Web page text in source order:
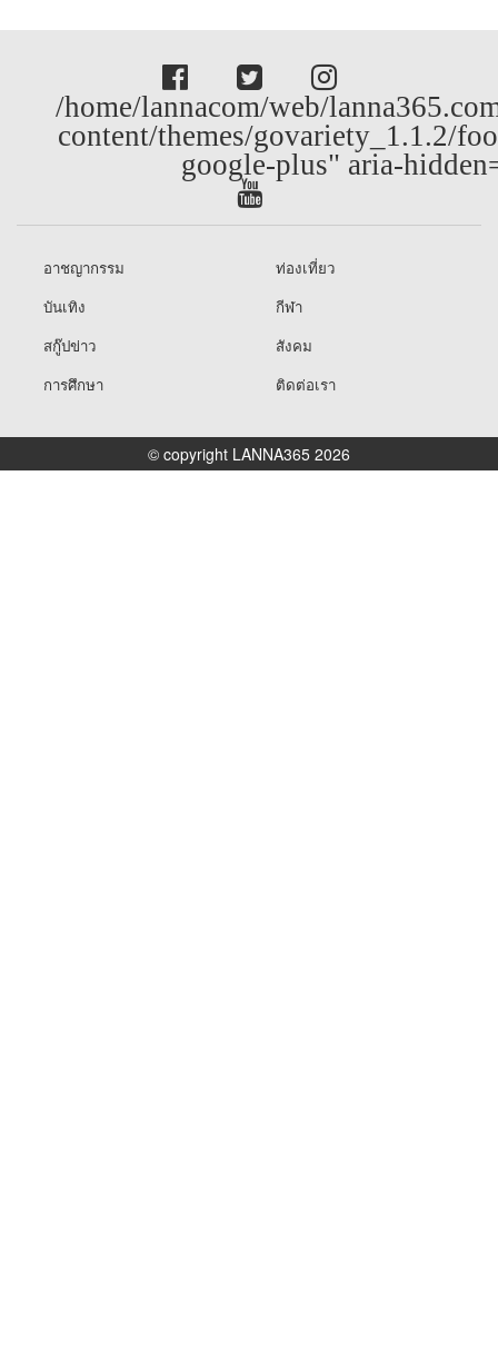
/home/lannacom/web/
content/themes/govariety_1.1.2/
google-plus" aria-
อาชญากรรม
ท่องเที่ยว
บันเทิง
กีฬา
สกู๊ปข่าว
สังคม
การศึกษา
ติดต่อเรา
© copyright LANNA365 2026